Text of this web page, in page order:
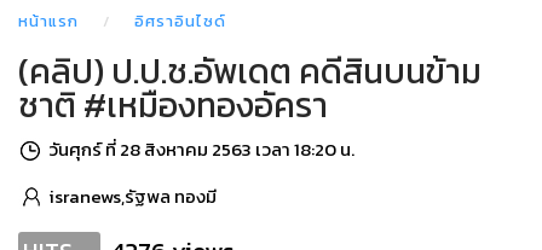
หน้าแรก อิศราอินไซด์
(คลิป) ป.ป.ช.อัพเดต คดีสินบนข้าม
ชาติ #เหมืองทองอัครา
วันศุกร์ ที่ 28 สิงหาคม 2563 เวลา 18:20 น.
isranews,รัฐพล ทองมี